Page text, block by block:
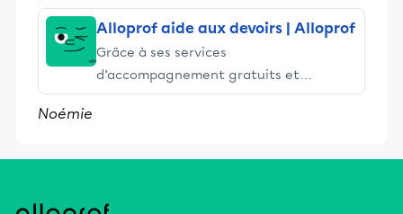
Alloprof aide aux devoirs | Alloprof
Grâce à ses services
d’accompagnement gratuits et
stimulants, Alloprof engage les élèves
Noémie